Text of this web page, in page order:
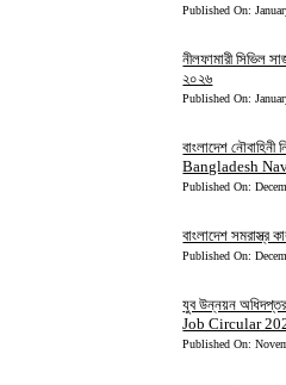
Published On:
নীলফামারী সিভিল
২০২৬
Published On:
বাংলাদেশ নৌবাহিনী
Bangladesh
Published On:
বাংলাদেশ সমরাস্ত্র
Published On:
যুব উন্নয়ন
Job Circular
Published On: